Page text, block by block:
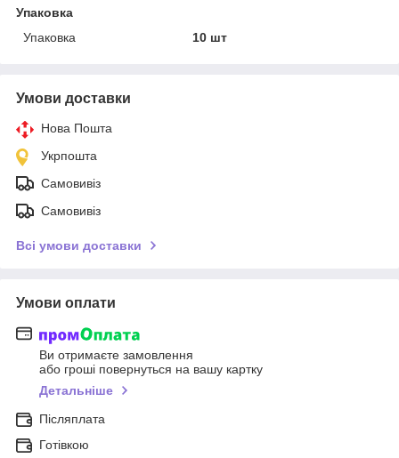
Упаковка
Упаковка
10 шт
Умови доставки
Нова Пошта
Укрпошта
Самовивіз
Самовивіз
Всі умови доставки
Умови оплати
Ви отримаєте замовлення
або гроші повернуться на вашу картку
Детальніше
Післяплата
Готівкою